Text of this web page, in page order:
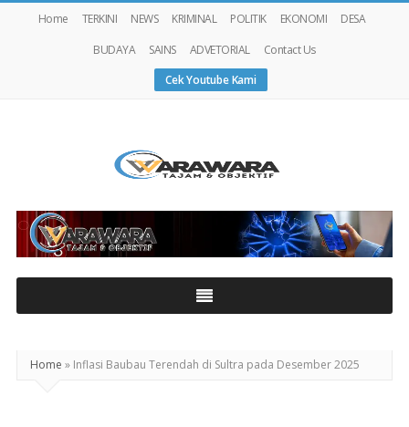
Home TERKINI NEWS KRIMINAL POLITIK EKONOMI
DESA
BUDAYA
SAINS ADVETORIAL
Contact Us
Cek Youtube Kami
Home » Inflasi Baubau Terendah di Sultra pada Desember 2025